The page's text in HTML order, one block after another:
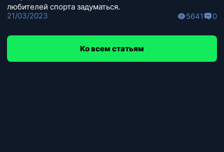
любителей спорта задуматься.
21/03/2023
5641 0
Ко всем статьям